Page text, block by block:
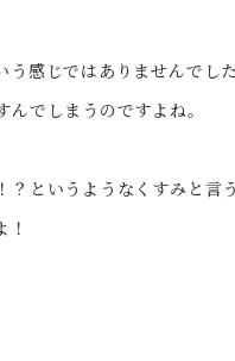
う感じではありませんでし
でしまうのですよね。
というようなくすみと言